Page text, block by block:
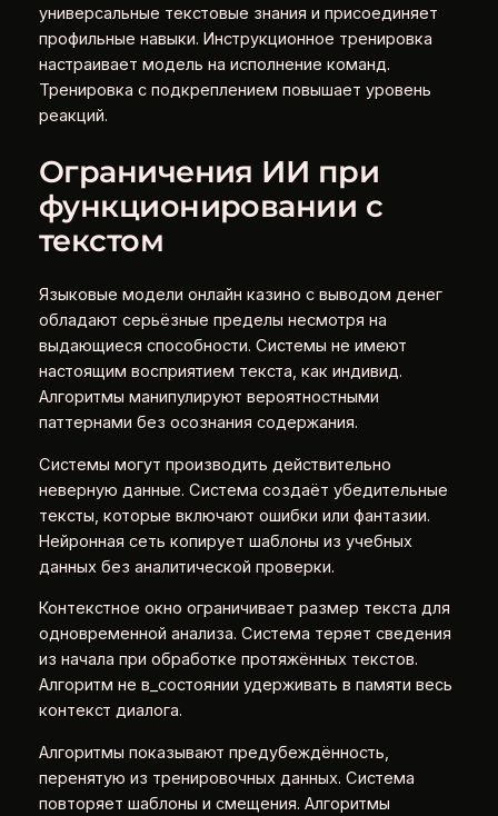
универсальные текстовые знания и присоединяет
профильные навыки. Инструкционное тренировка
настраивает модель на исполнение команд.
Тренировка с подкреплением повышает уровень
реакций.
Ограничения ИИ при
функционировании с
текстом
Языковые модели онлайн казино с выводом денег
обладают серьёзные пределы несмотря на
выдающиеся способности. Системы не имеют
настоящим восприятием текста, как индивид.
Алгоритмы манипулируют вероятностными
паттернами без осознания содержания.
Системы могут производить действительно
неверную данные. Система создаёт убедительные
тексты, которые включают ошибки или фантазии.
Нейронная сеть копирует шаблоны из учебных
данных без аналитической проверки.
Контекстное окно ограничивает размер текста для
одновременной анализа. Система теряет сведения
из начала при обработке протяжённых текстов.
Алгоритм не в_состоянии удерживать в памяти весь
контекст диалога.
Алгоритмы показывают предубеждённость,
перенятую из тренировочных данных. Система
повторяет шаблоны и смещения. Алгоритмы